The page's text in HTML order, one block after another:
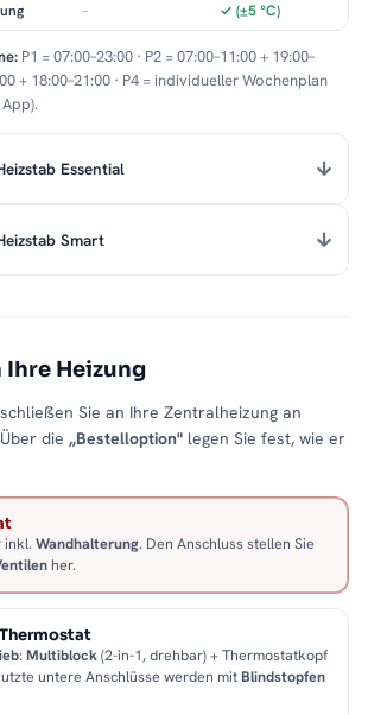
– ✓ (±5 °C)
P1 = 07:00–23:00 · P2 = 07:00–11:00 + 19:00–
+ 18:00–21:00 · P4 = individueller Wochenplan
Essential
Smart
Heizung
Sie an Ihre Zentralheizung an
die „Bestelloption" legen Sie fest, wie er
inkl. Wandhalterung. Den Anschluss stellen Sie
her.
: Multiblock(2-in-1, drehbar) + Thermostatkopf
untere Anschlüsse werden mitBlindstopfen